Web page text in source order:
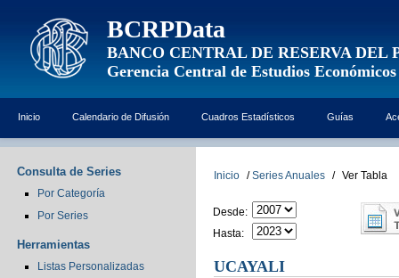
BCRPData
BANCO CENTRAL DE RESERVA DEL
Gerencia Central de Estudios Económicos
Inicio Calendario de Difusión Cuadros Estadísticos Guías
Consulta de Series
Por Categoría
Por Series
Herramientas
Listas Personalizadas
Inicio / Series Anuales / Ver Tabla
Desde:
Hasta:
UCAYALI